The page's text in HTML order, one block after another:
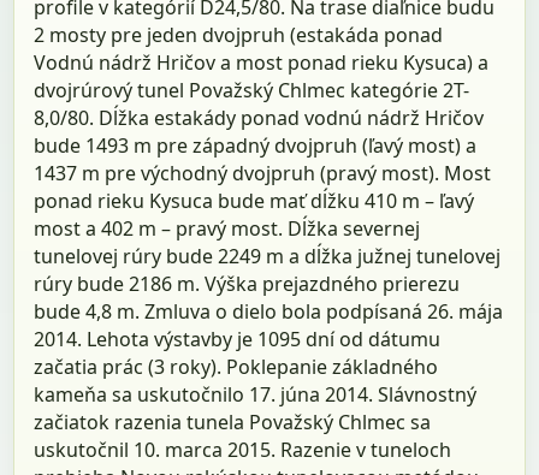
profile v kategórií D24,5/80. Na trase diaľnice budu
2 mosty pre jeden dvojpruh (estakáda ponad
Vodnú nádrž Hričov a most ponad rieku Kysuca) a
dvojrúrový tunel Považský Chlmec kategórie 2T-
8,0/80. Dĺžka estakády ponad vodnú nádrž Hričov
bude 1493 m pre západný dvojpruh (ľavý most) a
1437 m pre východný dvojpruh (pravý most). Most
ponad rieku Kysuca bude mať dĺžku 410 m – ľavý
most a 402 m – pravý most. Dĺžka severnej
tunelovej rúry bude 2249 m a dĺžka južnej tunelovej
rúry bude 2186 m. Výška prejazdného prierezu
bude 4,8 m. Zmluva o dielo bola podpísaná 26. mája
2014. Lehota výstavby je 1095 dní od dátumu
začatia prác (3 roky). Poklepanie základného
kameňa sa uskutočnilo 17. júna 2014. Slávnostný
začiatok razenia tunela Považský Chlmec sa
uskutočnil 10. marca 2015. Razenie v tuneloch